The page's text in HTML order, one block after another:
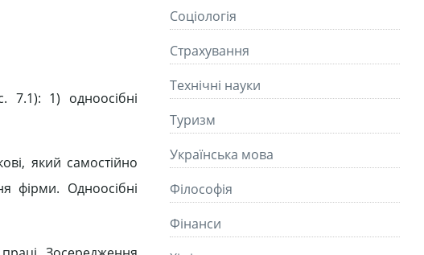
7.1): 1) одноосібні
який самостійно
фірми. Одноосібні
Соціологія
Страхування
Технічні науки
Туризм
Українська мова
Філософія
Фінанси